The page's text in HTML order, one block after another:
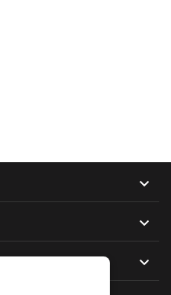


